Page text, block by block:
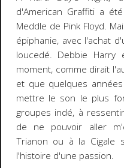
d'American Graffiti a
Meddle de Pink Floyd.
épiphanie, avec l'achat
loucedé. Debbie
moment, comme dirait
et que quelques
mettre le son le plus
groupes indé, à
de ne pouvoir aller
Trianon ou à la Cigale
l'histoire d'une passion.